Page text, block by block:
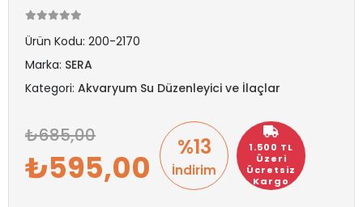
Ürün Kodu: 200-2170
Marka: SERA
Kategori: Akvaryum Su Düzenleyici ve İlaçlar
1.500 TL
Üzeri
Ücretsiz
Kargo
%13
İndirim
685,00
595,00